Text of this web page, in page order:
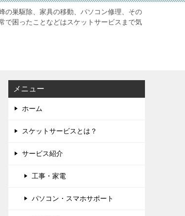
の巣駆除、家具の移動、パソコン修理、その
で困ったことなどはスケットサービスまで気
メニュー
ホーム
スケットサービスとは？
サービス紹介
工事・家電
パソコン・スマホサポート